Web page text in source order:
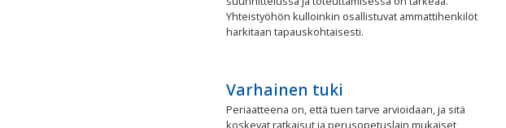
Yhteistyöhön kulloinkin osallistuvat ammattihenkilöt
harkitaan tapauskohtaisesti.
Varhainen tuki
Periaatteena on, että tuen tarve arvioidaan, ja sitä
koskevat ratkaisut ja perusopetuslain mukaiset